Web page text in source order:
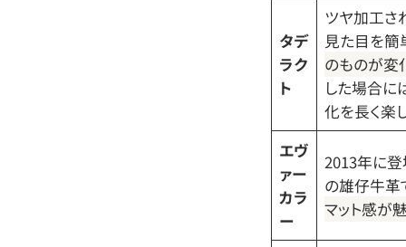
タデ
ラク
ト
ツヤ加工さ
見た目を簡
のものが変
した場合
化を長く楽
エヴ
ァー
カラ
ー
2013年に
の雄仔牛革
マット感が